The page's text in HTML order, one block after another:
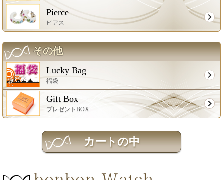
Pierce
ピアス
その他
Lucky Bag
福袋
Gift Box
プレゼントBOX